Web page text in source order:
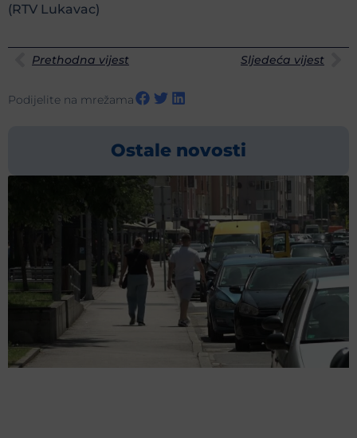
(RTV Lukavac)
Prethodna vijest Sljedeća vijest
Podijelite na mrežama
Ostale novosti